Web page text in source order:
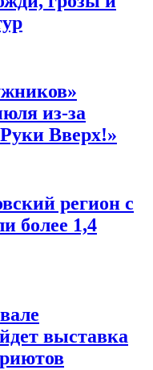
из-за
Вверх!»
регион с
более 1,4
выставка